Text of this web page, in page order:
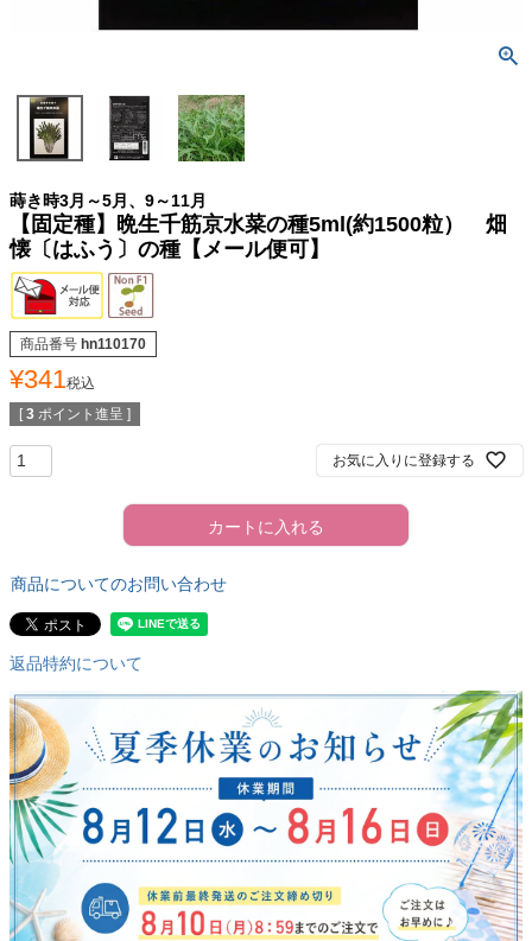
蒔き時3月～5月、9～11月
【固定種】晩生千筋京水菜の種5ml(約1500粒） 畑
懐〔はふう〕の種【メール便可】
商品番号 hn110170
¥341税込
[ 3 ポイント進呈 ]
お気に入りに登録する
カートに入れる
商品についてのお問い合わせ
返品特約について